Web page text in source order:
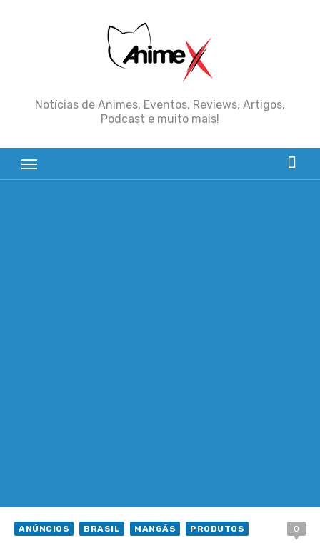
Notícias de Animes, Eventos, Reviews, Artigos,
Podcast e muito mais!
ANÚNCIOS BRASIL MANGÁS PRODUTOS 0